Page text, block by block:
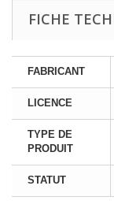
FICHE
FABRICANT
LICENCE
TYPE DE
PRODUIT
STATUT